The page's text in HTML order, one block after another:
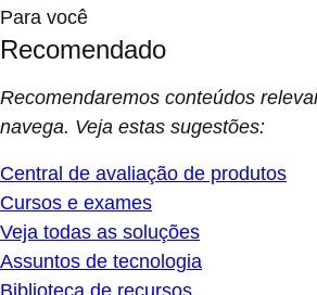
Para você
Recomendado
Recomendaremos conteúdos
navega. Veja estas sugestões:
Central de avaliação de produtos
Cursos e exames
Veja todas as soluções
Assuntos de tecnologia
Biblioteca de recursos